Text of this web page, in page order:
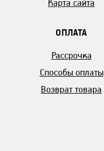
Карта сайта
ОПЛАТА
Рассрочка
Способы оплаты
Возврат товара